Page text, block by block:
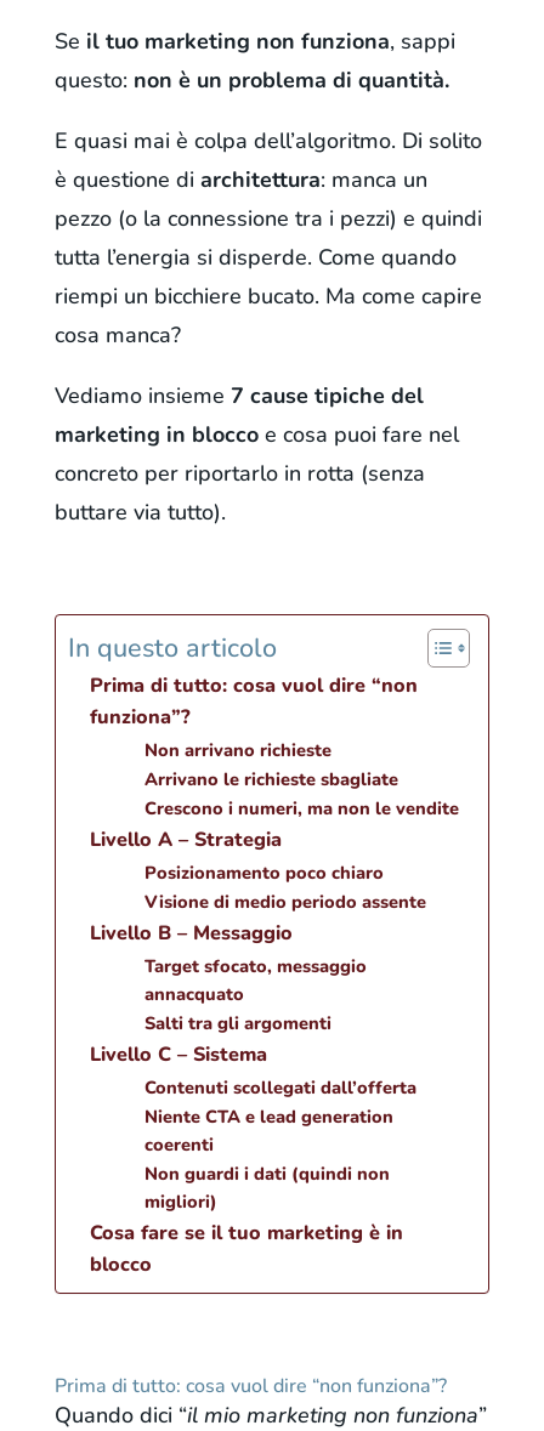
Se il tuo marketing non funziona, sappi
questo: non è un problema di quantità.
E quasi mai è colpa dell’algoritmo. Di solito
è questione di architettura: manca un
pezzo (o la connessione tra i pezzi) e quindi
tutta l’energia si disperde. Come quando
riempi un bicchiere bucato. Ma come capire
cosa manca?
Vediamo insieme 7 cause tipiche del
marketing in bloccoe cosa puoi fare nel
concreto per riportarlo in rotta (senza
buttare via tutto).
In questo articolo
Prima di tutto: cosa vuol dire “non
funziona”?
Non arrivano richieste
Arrivano le richieste sbagliate
Crescono i numeri, ma non le vendite
Livello A – Strategia
Posizionamento poco chiaro
Visione di medio periodo assente
Livello B – Messaggio
Target sfocato, messaggio
annacquato
Salti tra gli argomenti
Livello C – Sistema
Contenuti scollegati dall’offerta
Niente CTA e lead generation
coerenti
Non guardi i dati (quindi non
migliori)
Cosa fare se il tuo marketing è in
blocco
Prima di tutto: cosa vuol dire “non funziona”?
Quando dici “il mio marketing non funziona”